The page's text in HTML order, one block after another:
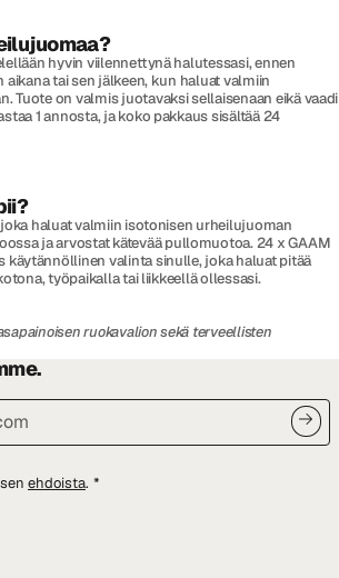
hyvin viilennettynä halutessasi, ennen
tai sen jälkeen, kun haluat valmiin
Tuote on valmis juotavaksi sellaisenaan eikä vaadi
1 annosta, ja koko pakkaus sisältää 24
haluat valmiin isotonisen urheilujuoman
ja arvostat kätevää pullomuotoa. 24 x GAAM
valinta sinulle, joka haluat pitää
työpaikalla tai liikkeellä ollessasi.
ruokavalion sekä terveellisten
ehdoista. *